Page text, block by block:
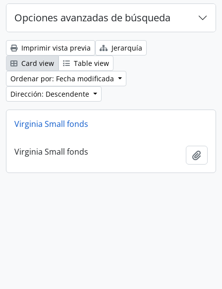
Opciones avanzadas de búsqueda
Imprimir vista previa
Jerarquía
Card view
Table view
Ordenar por: Fecha modificada
Dirección: Descendente
Virginia Small fonds
Virginia Small fonds